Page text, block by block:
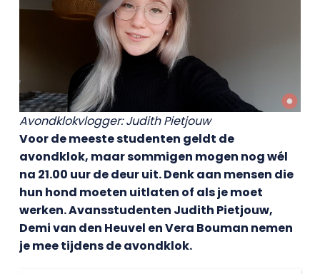
Avondklokvlogger: Judith Pietjouw
Voor de meeste studenten geldt de
avondklok, maar sommigen mogen nog wél
na 21.00 uur de deur uit. Denk aan mensen die
hun hond moeten uitlaten of als je moet
werken. Avansstudenten Judith Pietjouw,
Demi van den Heuvel en Vera Bouman nemen
je mee tijdens de avondklok.